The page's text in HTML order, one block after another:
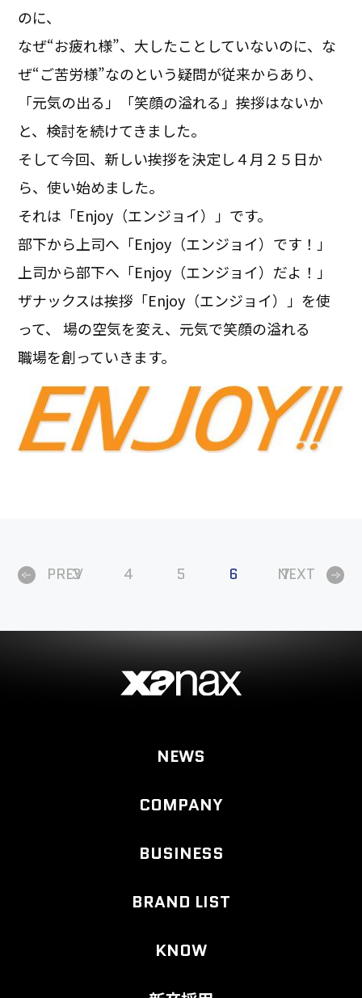
のに、
なぜ“お疲れ様”、大したことしていないのに、な
ぜ“ご苦労様”なのという疑問が従来からあり、
「元気の出る」「笑顔の溢れる」挨拶はないか
と、検討を続けてきました。
そして今回、新しい挨拶を決定し４月２５日か
ら、使い始めました。
それは「Enjoy（エンジョイ）」です。
部下から上司へ「Enjoy（エンジョイ）です！」
上司から部下へ「Enjoy（エンジョイ）だよ！」
ザナックスは挨拶「Enjoy（エンジョイ）」を使
って、 場の空気を変え、元気で笑顔の溢れる
職場を創っていきます。
PREV
3 4 5 6 7
NEXT
NEWS
COMPANY
BUSINESS
BRAND LIST
KNOW